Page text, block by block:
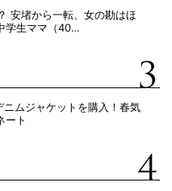
安堵から一転、女の勘はほ
学生ママ（40…
ムジャケットを購入！春気
ート